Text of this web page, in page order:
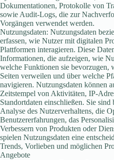
Dokumentationen, Protokolle von
sowie Audit-Logs, die zur
Vorgängen verwendet werden.
Nutzungsdaten: Nutzungsdaten
erfassen, wie Nutzer mit digitalen
Plattformen interagieren. Diese
Informationen, die aufzeigen, wie
welche Funktionen sie bevorzugen,
Seiten verweilen und über welche
navigieren. Nutzungsdaten können
Zeitstempel von Aktivitäten, IP-
Standortdaten einschließen. Sie
Analyse des Nutzerverhaltens, die
Benutzererfahrungen, das
Verbessern von Produkten oder
spielen Nutzungsdaten eine
Trends, Vorlieben und möglichen
Angebote